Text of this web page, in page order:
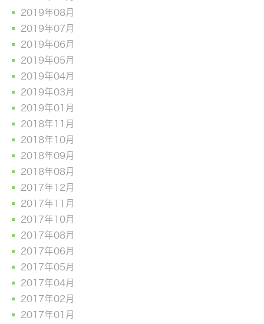
2019年08月
2019年07月
2019年06月
2019年05月
2019年04月
2019年03月
2019年01月
2018年11月
2018年10月
2018年09月
2018年08月
2017年12月
2017年11月
2017年10月
2017年08月
2017年06月
2017年05月
2017年04月
2017年02月
2017年01月